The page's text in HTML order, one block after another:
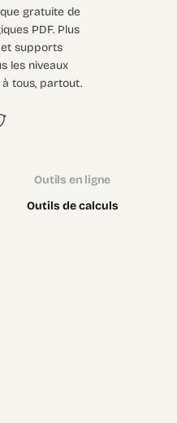
gratuite de
PDF. Plus
supports
les niveaux
tous, partout.
Outils en ligne
Outils de calculs